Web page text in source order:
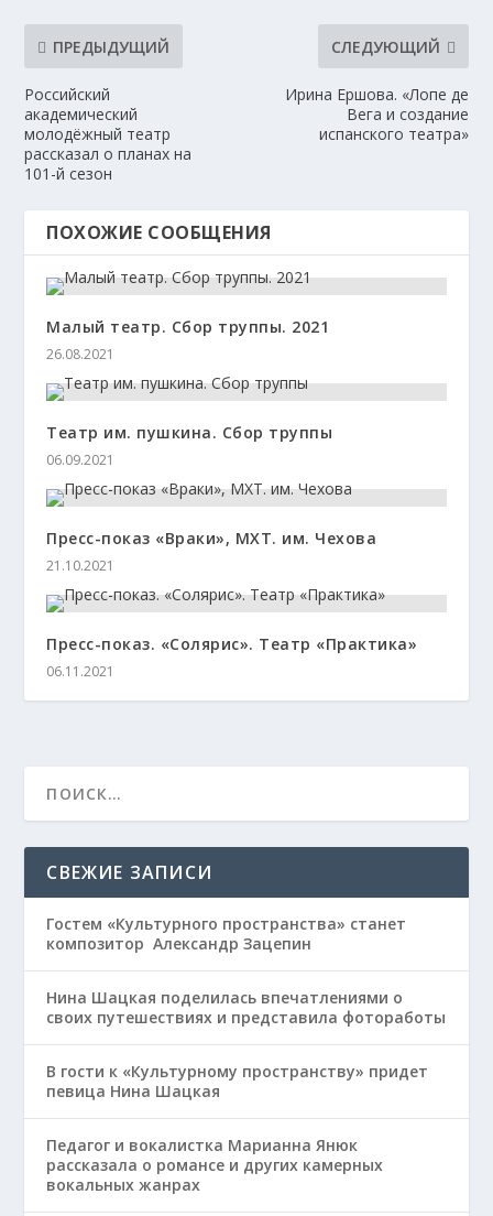
ПРЕДЫДУЩИЙ
Российский
академический
молодёжный театр
рассказал о планах на
101-й сезон
СЛЕДУЮЩИЙ
Ирина Ершова. «Лопе де
Вега и создание
испанского театра»
ПОХОЖИЕ СООБЩЕНИЯ
Малый театр. Сбор труппы. 2021
26.08.2021
Театр им. пушкина. Сбор труппы
06.09.2021
Пресс-показ «Враки», МХТ. им. Чехова
21.10.2021
Пресс-показ. «Солярис». Театр «Практика»
06.11.2021
СВЕЖИЕ ЗАПИСИ
Гостем «Культурного пространства» станет
композитор Александр Зацепин
Нина Шацкая поделилась впечатлениями о
своих путешествиях и представила фотоработы
В гости к «Культурному пространству» придет
певица Нина Шацкая
Педагог и вокалистка Марианна Янюк
рассказала о романсе и других камерных
вокальных жанрах